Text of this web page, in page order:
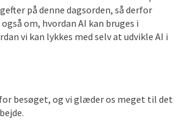
på denne dagsorden, så derfor
om, hvordan AI kan bruges i
vi kan lykkes med selv at udvikle AI i
besøget, og vi glæder os meget til det